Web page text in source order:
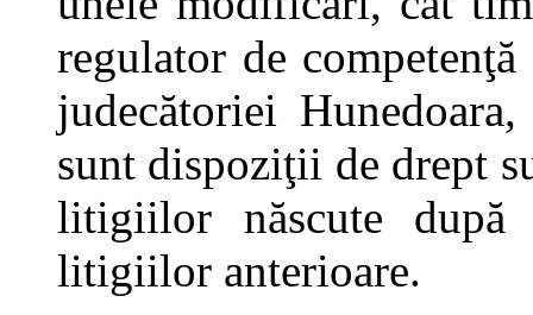
regulator de
judecătoriei
sunt dispoziţii de drept
litigiilor născute
litigiilor anterioare.